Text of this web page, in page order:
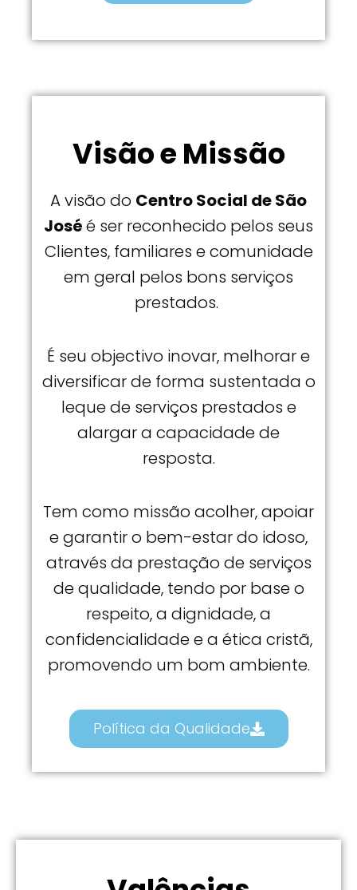
Visão e Missão
A visão do Centro Social de São
Joséé ser reconhecido pelos seus
Clientes, familiares e comunidade
em geral pelos bons serviços
prestados.
É seu objectivo inovar, melhorar e
diversificar de forma sustentada o
leque de serviços prestados e
alargar a capacidade de
resposta.
Tem como missão acolher, apoiar
e garantir o bem-estar do idoso,
através da prestação de serviços
de qualidade, tendo por base o
respeito, a dignidade, a
confidencialidade e a ética cristã,
promovendo um bom ambiente.
Política da Qualidade